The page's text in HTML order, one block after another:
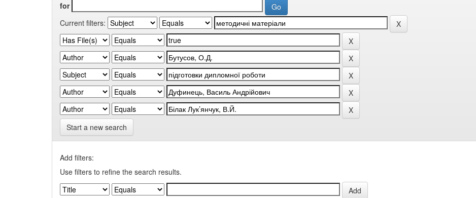
for
Current filters:
Start a new search
Add filters:
Use filters to refine the search results.